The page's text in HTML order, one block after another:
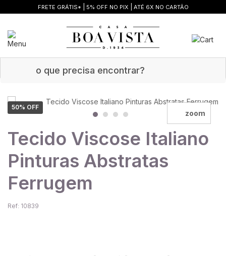
FRETE GRÁTIS* 5% OFF NO PIX ATÉ 6X NO CARTÃO
50% OFF
zoom
Tecido Viscose Italiano
Pinturas Abstratas
Ferrugem
Ref: 10839